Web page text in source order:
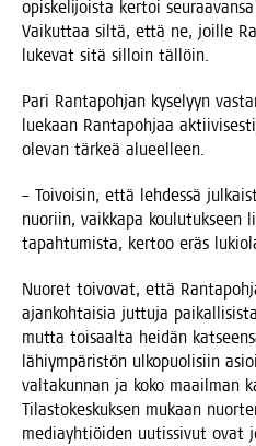
opis­ke­li­jois­ta ker­toi
Vai­kut­taa sil­tä, että ne, joil­le
luke­vat sitä sil­loin tällöin.
Pari Ran­ta­poh­jan kyse­lyyn
lue­kaan Ran­ta­poh­jaa
ole­van tär­keä alueelleen.
– Toi­voi­sin, että leh­des­sä
nuo­riin, vaik­ka­pa
tapah­tu­mis­ta, ker­too eräs
Nuo­ret toi­vo­vat, että
ajan­koh­tai­sia jut­tu­ja
mut­ta toi­saal­ta hei­dän
lähiym­pä­ris­tön ulko­puo­li­siin
val­ta­kun­nan ja koko maa­il­man
Tilas­to­kes­kuk­sen mukaan
mediayh­tiöi­den uutis­si­vut ovat